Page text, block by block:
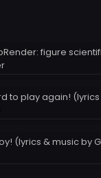
figure
to play again!
(lyrics & music by